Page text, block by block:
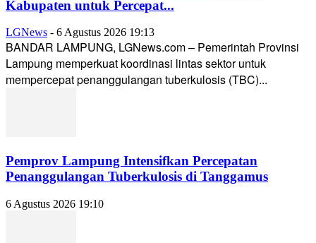
Kabupaten untuk Percepat...
LGNews - 6 Agustus 2026 19:13
BANDAR LAMPUNG, LGNews.com – Pemerintah Provinsi
Lampung memperkuat koordinasi lintas sektor untuk
mempercepat penanggulangan tuberkulosis (TBC)...
Pemprov Lampung Intensifkan Percepatan
Penanggulangan Tuberkulosis di Tanggamus
6 Agustus 2026 19:10